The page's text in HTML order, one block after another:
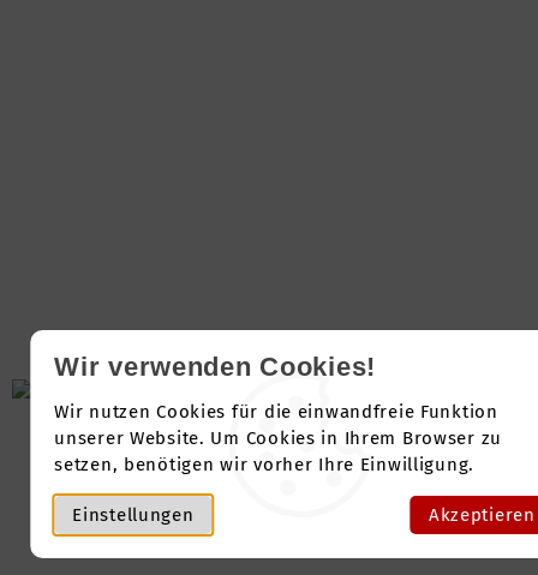
Wir verwenden Cookies!
Wir nutzen Cookies für die einwandfreie Funktion
unserer Website. Um Cookies in Ihrem Browser zu
setzen, benötigen wir vorher Ihre Einwilligung.
Einstellungen Akzeptieren